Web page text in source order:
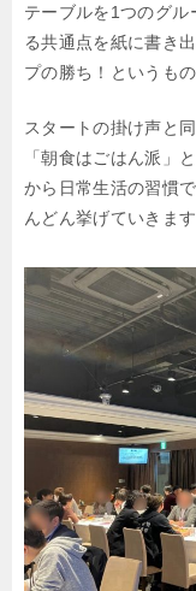
テーブルを1つのグ
る共通点を紙に書き
プの勝ち！というもの
スタートの掛け声と同
「朝食はごはん派」
から日常生活の習慣
んどん挙げていきます